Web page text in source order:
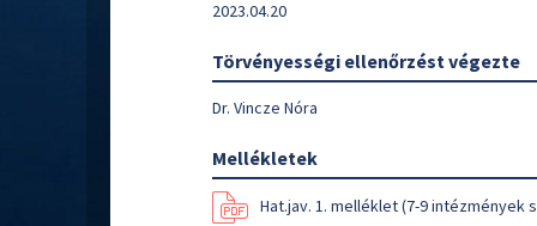
2023.04.20
Törvényességi ellenőrzést végezte
Dr. Vincze Nóra
Mellékletek
Hat.jav. 1. melléklet (7-9 intézmények